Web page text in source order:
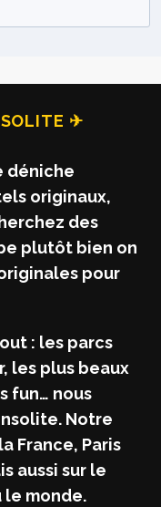
✈
déniche
originaux,
des
plutôt bien on
pour
: les parcs
les plus beaux
fun… nous
Notre
France, Paris
aussi sur le
le monde.